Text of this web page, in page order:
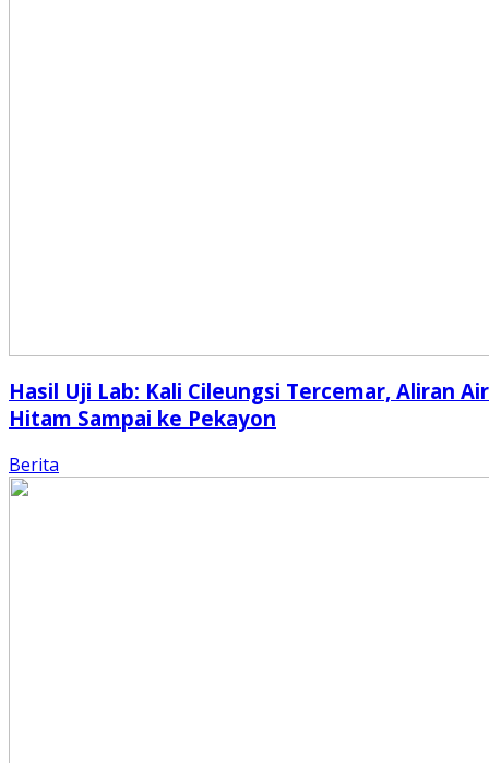
Hasil Uji Lab: Kali Cileungsi Tercemar, Aliran Air
Hitam Sampai ke Pekayon
Berita